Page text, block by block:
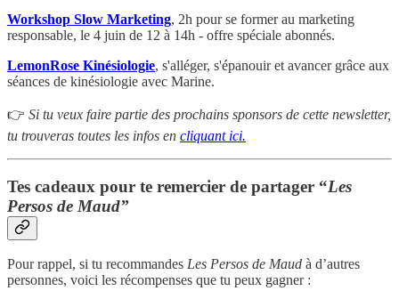
Workshop Slow Marketing, 2h pour se former au marketing
responsable, le 4 juin de 12 à 14h - offre spéciale abonnés.
LemonRose Kinésiologie, s'alléger, s'épanouir et avancer grâce aux
séances de kinésiologie avec Marine.
👉 Si tu veux faire partie des prochains sponsors de cette newsletter,
tu trouveras toutes les infos en cliquant ici.
Tes cadeaux pour te remercier de partager “Les
Persos de Maud”
Pour rappel, si tu recommandes Les Persos de Maud à d’autres
personnes, voici les récompenses que tu peux gagner :